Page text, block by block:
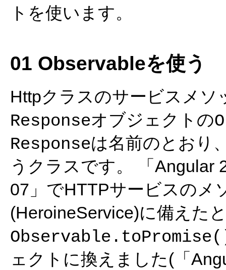
トを使います。
01 Observableを使う
Httpクラスのサービスメ
Responseオブジェクトの
Responseは名前のとおり
うクラスです。 「Angular
07」でHTTPサービスのメ
(HeroineService)に備えた
ェクトに換えました(「